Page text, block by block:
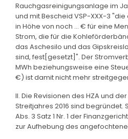
Rauchgasreinigungsanlage im
und mit Bescheid VSP-XXX-3
in Höhe von noch ... € für eine
Strom, die für die
das Aschesilo und das
sind, fest[gesetzt]". Der
MWh beziehungsweise eine
€) ist damit nicht mehr
II. Die Revisionen des HZA und
Streitjahres 2016 sind begründet.
Abs. 3 Satz 1 Nr. 1 der
zur Aufhebung des